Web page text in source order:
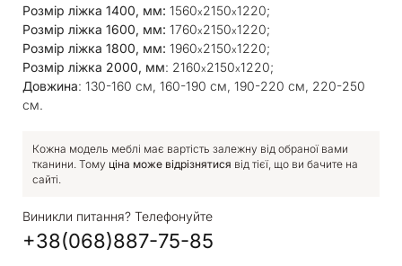
Розмір ліжка 1400, мм: 1560x2150x1220;
Розмір ліжка 1600, мм: 1760x2150x1220;
Розмір ліжка 1800, мм: 1960x2150x1220;
Розмір ліжка 2000, мм: 2160x2150x1220;
Довжина: 130-160 см, 160-190 см, 190-220 см, 220-250
см.
Кожна модель меблі має вартість залежну від обраної вами
тканини. Тому ціна може відрізнятися від тієї, що ви бачите на
сайті.
Виникли питання? Телефонуйте
+38(068)887-75-85